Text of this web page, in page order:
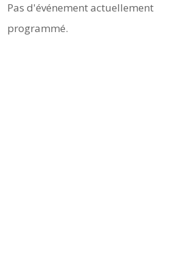
Pas d'événement actuellement
programmé.